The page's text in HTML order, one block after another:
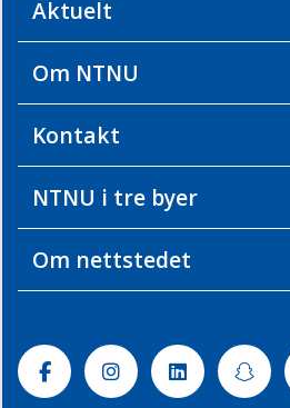
Aktuelt
Om NTNU
Kontakt
NTNU i tre byer
Om nettstedet
FacebookInstagramLinkedin